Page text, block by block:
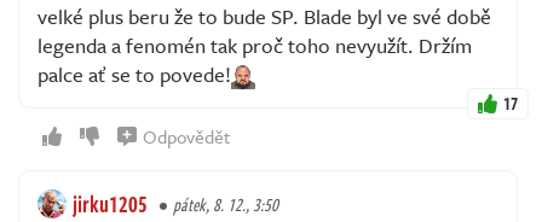
velké plus beru že to bude SP. Blade byl ve své době
legenda a fenomén tak proč toho nevyužít. Držím
palce ať se to povede!
17
Odpovědět
jirku1205 pátek, 8. 12., 3:50